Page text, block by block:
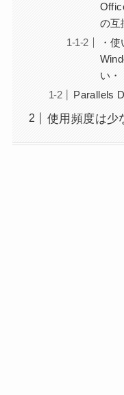
の互
・
い・
Parallels
使用頻度は少